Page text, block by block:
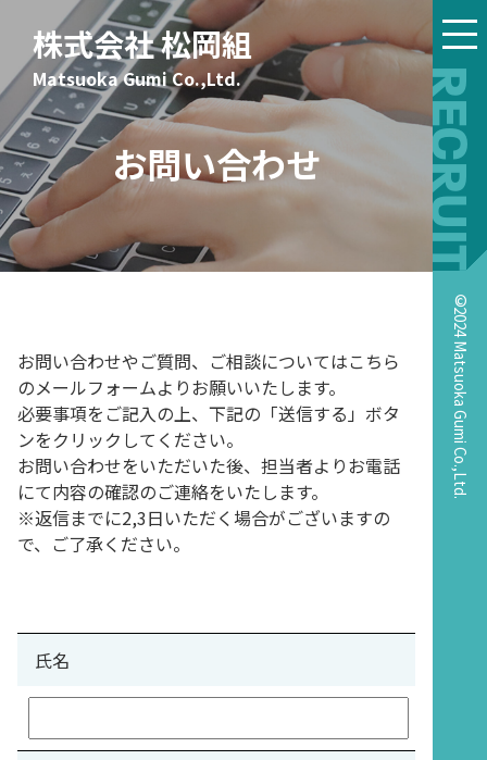
株式会社 松岡組
Matsuoka Gumi Co.,Ltd. RECRUIT
©2024 Matsuoka Gumi Co.,Ltd.
お問い合わせ
お問い合わせやご質問、ご相談についてはこちら
のメールフォームよりお願いいたします。
必要事項をご記入の上、下記の「送信する」ボタ
ンをクリックしてください。
お問い合わせをいただいた後、担当者よりお電話
にて内容の確認のご連絡をいたします。
※返信までに2,3日いただく場合がございますの
で、ご了承ください。
氏名